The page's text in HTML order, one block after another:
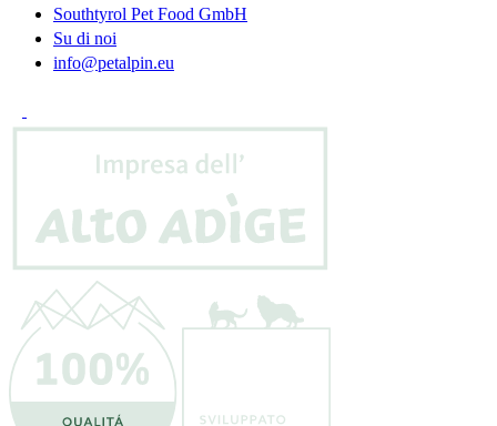
Southtyrol Pet Food GmbH
Su di noi
info@petalpin.eu